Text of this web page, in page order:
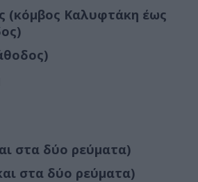
(κόμβος Καλυφτάκη έως
στα δύο ρεύματα)
στα δύο ρεύματα)